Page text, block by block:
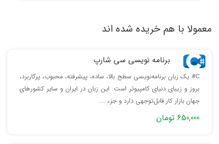
آشنایی با حلقه ها معرفی کلی توابع با مثال های متنوع
معمولا با هم خریده شده اند
برنامه نویسی سی شارپ
C# یک زبان برنامه‌نویسی سطح بالا، ساده، پیشرفته، محبوب، پرکاربرد،
بروز و زیبای دنیای کامپیوتر است. این زبان در ایران و سایر کشورهای
جهان بازار کار قابل‌توجهی دارد و جزء ...
650,000 تومان